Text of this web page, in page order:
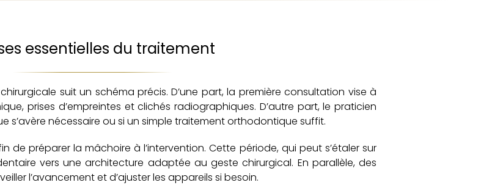
essentielles du traitement
suit un schéma précis. D’une part, la première consultation vise à
prises d’empreintes et clichés radiographiques. D’autre part, le praticien
s’avère nécessaire ou si un simple traitement orthodontique suffit.
de préparer la mâchoire à l’intervention. Cette période, qui peut s’étaler sur
vers une architecture adaptée au geste chirurgical. En parallèle, des
l’avancement et d’ajuster les appareils si besoin.